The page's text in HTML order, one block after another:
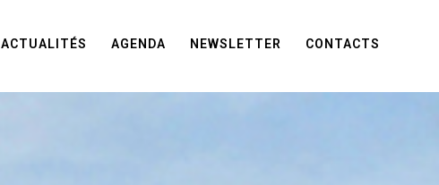
ACTUALITÉS AGENDA NEWSLETTER CONTACTS